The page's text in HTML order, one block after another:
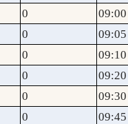
0 09:00
0 09:05
0 09:10
0 09:20
0 09:30
0 09:45